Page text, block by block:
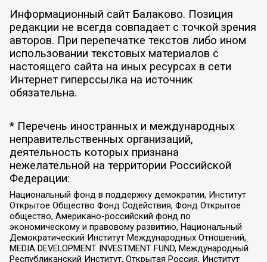
Информационный сайт Балаково. Позиция
редакции не всегда совпадает с точкой зрения
авторов. При перепечатке текстов либо ином
использовании текстовых материалов с
настоящего сайта на иных ресурсах в сети
Интернет гиперссылка на источник
обязательна.
* Перечень иностранных и международных
неправительственных организаций,
деятельность которых признана
нежелательной на территории Российской
Федерации:
Национальный фонд в поддержку демократии, Институт
Открытое Общество Фонд Содействия, Фонд Открытое
общество, Американо-российский фонд по
экономическому и правовому развитию, Национальный
Демократический Институт Международных Отношений,
MEDIA DEVELOPMENT INVESTMENT FUND, Международный
Республиканский Институт, Открытая Россия, Институт